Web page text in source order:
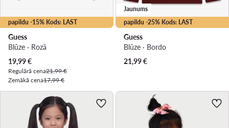
papildu -15% Kods: LAST
Guess
Blūze · Rozā
Pašreizējā cena
19,99€
Regulārā cena21,99 €
Zemākā cena17,99 €
papildu -25% Kods: LAST
Jaunums
Guess
Blūze · Bordo
21,99€